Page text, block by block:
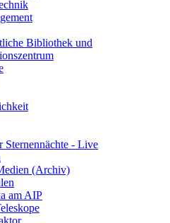
Bibliothek und
Sternennächte - Live
(Archiv)
am AIP